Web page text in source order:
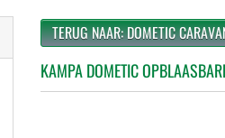
TERUG NAAR: DOMETIC
KAMPA DOMETIC